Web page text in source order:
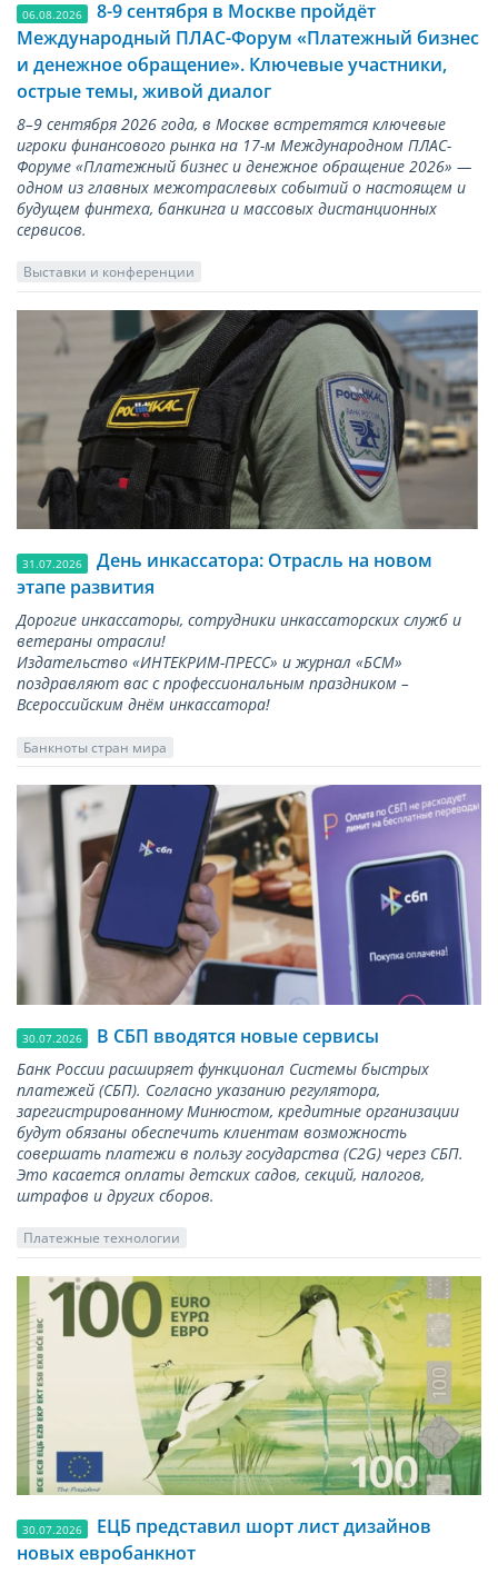
06.08.2026
8-9 сентября в Москве пройдёт
Международный ПЛАС-Форум «Платежный бизнес
и денежное обращение». Ключевые участники,
острые темы, живой диалог
8–9 сентября 2026 года, в Москве встретятся ключевые
игроки финансового рынка на 17-м Международном ПЛАС-
Форуме «Платежный бизнес и денежное обращение 2026» —
одном из главных межотраслевых событий о настоящем и
будущем финтеха, банкинга и массовых дистанционных
сервисов.
Выставки и конференции
31.07.2026
День инкассатора: Отрасль на новом
этапе развития
Дорогие инкассаторы, сотрудники инкассаторских служб и
ветераны отрасли!
Издательство «ИНТЕКРИМ-ПРЕСС» и журнал «БСМ»
поздравляют вас с профессиональным праздником –
Всероссийским днём инкассатора!
Банкноты стран мира
30.07.2026 В СБП вводятся новые сервисы
Банк России расширяет функционал Системы быстрых
платежей (СБП). Согласно указанию регулятора,
зарегистрированному Минюстом, кредитные организации
будут обязаны обеспечить клиентам возможность
совершать платежи в пользу государства (С2G) через СБП.
Это касается оплаты детских садов, секций, налогов,
штрафов и других сборов.
Платежные технологии
30.07.2026
ЕЦБ представил шорт лист дизайнов
новых евробанкнот